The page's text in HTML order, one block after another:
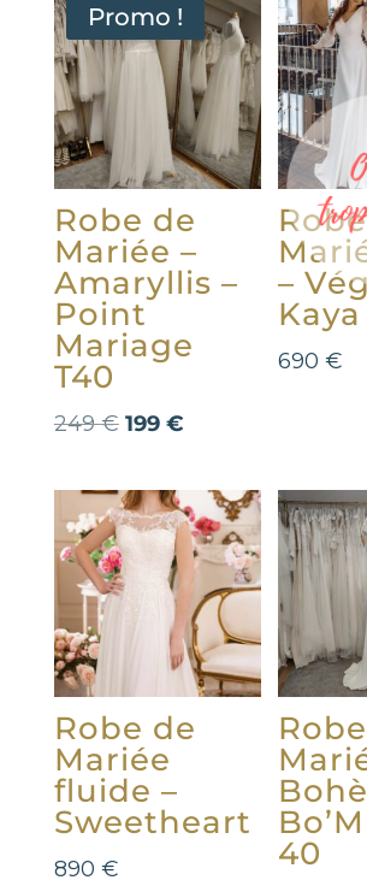
Promo !
Robe de
Mariée –
Amaryllis –
Point
Mariage
T40
249€ Le
initial
était :
249 €.
199 €Le
actuel
est :
199 €.
–
690€
Robe de
Mariée
fluide –
Sweetheart
890 €
40